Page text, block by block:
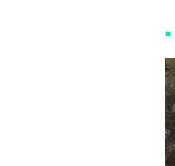
■